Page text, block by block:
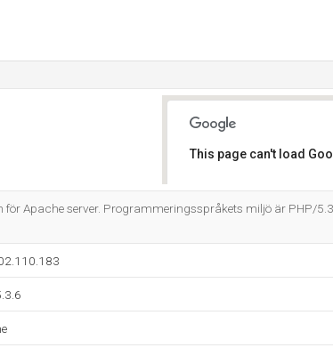
This page can't load
Do you own this website?
för Apache server. Programmeringsspråkets miljö är PHP/